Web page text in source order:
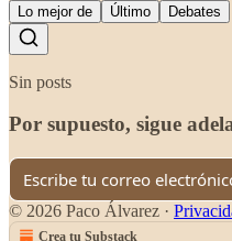
Lo mejor de Último Debates
Sin posts
Por supuesto, sigue
© 2026 Paco Álvarez ·
Crea tu Substack